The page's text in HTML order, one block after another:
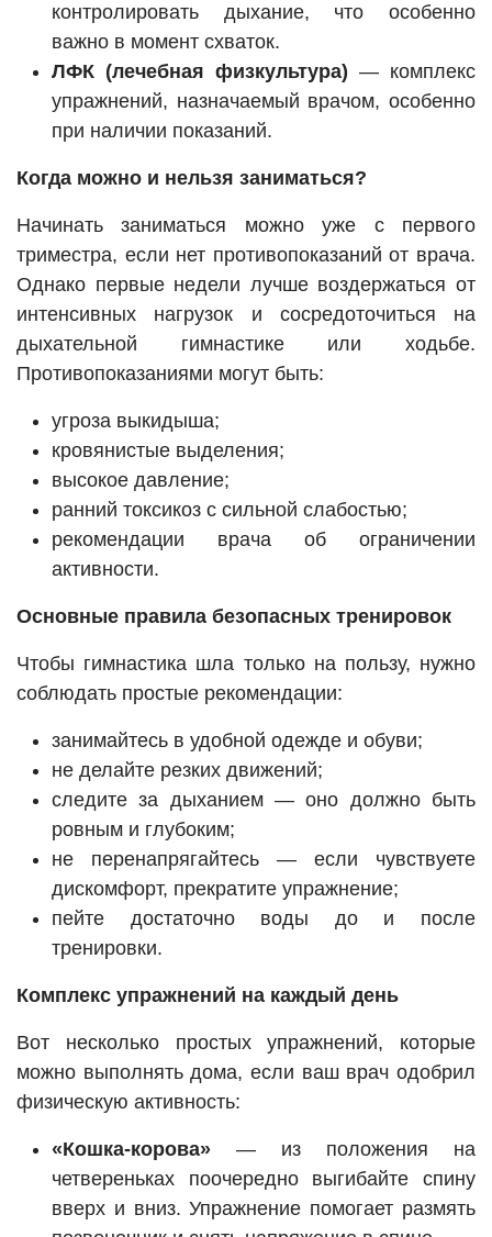
контролировать дыхание, что особенно
важно в момент схваток.
ЛФК (лечебная физкультура) — комплекс
упражнений, назначаемый врачом, особенно
при наличии показаний.
Когда можно и нельзя заниматься?
Начинать заниматься можно уже с первого
триместра, если нет противопоказаний от врача.
Однако первые недели лучше воздержаться от
интенсивных нагрузок и сосредоточиться на
дыхательной гимнастике или ходьбе.
Противопоказаниями могут быть:
угроза выкидыша;
кровянистые выделения;
высокое давление;
ранний токсикоз с сильной слабостью;
рекомендации врача об ограничении
активности.
Основные правила безопасных тренировок
Чтобы гимнастика шла только на пользу, нужно
соблюдать простые рекомендации:
занимайтесь в удобной одежде и обуви;
не делайте резких движений;
следите за дыханием — оно должно быть
ровным и глубоким;
не перенапрягайтесь — если чувствуете
дискомфорт, прекратите упражнение;
пейте достаточно воды до и после
тренировки.
Комплекс упражнений на каждый день
Вот несколько простых упражнений, которые
можно выполнять дома, если ваш врач одобрил
физическую активность:
«Кошка-корова» — из положения на
четвереньках поочередно выгибайте спину
вверх и вниз. Упражнение помогает размять